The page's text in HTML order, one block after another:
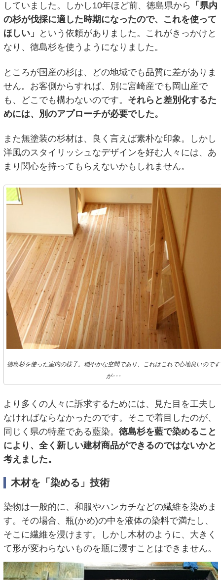
していました。しかし10年ほど前、徳島県から
「県内
の杉が伐採に適した時期になったので、これを使って
ほしい」
という依頼がありました。これがきっかけと
なり、徳島杉を使うようになりました。
ところが国産の杉は、どの地域でも品質に差がありま
せん。お客側からすれば、別に宮崎産でも岡山産で
も、どこでも構わないのです。 それらと差別化するた
めには、別のアプローチが必要でした。
また無塗装の杉材は、良く言えば素朴な印象。しかし
洋風のスタイリッシュなデザインを好む人々には、あ
まり関心を持ってもらえないかもしれません。
徳島杉を使った室内の様子。穏やかな空間であり、これはこれで心地良いのです
が･･･
より多くの人々に訴求するためには、見た目を工夫し
なければならなかったのです。そこで着目したのが、
同じく県の特産である藍染。 徳島杉を藍で染めること
により、全く新しい建材商品ができるのではないかと
考えました。
木材を「染める」技術
染物は一般的に、和服やハンカチなどの繊維を染めま
す。その場合、瓶(かめ)の中を液体の染料で満たし、
そこに繊維を浸けます。しかし木材のように、大きく
て形が変わらないものを瓶に浸すことはできません。